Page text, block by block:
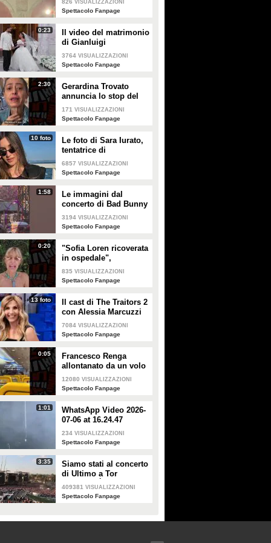
Enrico
826 VISUALIZZAZIONI
Spettacolo Fanpage
0:23
Il video del matrimonio
di Gianluigi
Donnarumma e Alessia
Elefante
3764 VISUALIZZAZIONI
Spettacolo Fanpage
2:30
Gerardina Trovato
annuncia lo stop del
tour per problemi di
salute
171 VISUALIZZAZIONI
Spettacolo Fanpage
10 foto
Le foto di Sara Iurato,
tentatrice di
Temptation Island 2026
6857 VISUALIZZAZIONI
Spettacolo Fanpage
1:58
Le immagini dal
concerto di Bad Bunny
a Milano
3194 VISUALIZZAZIONI
Spettacolo Fanpage
0:20
"Sofia Loren ricoverata
in ospedale",
Alessandra Mussolini
smentisce: "È serena e
835 VISUALIZZAZIONI
Spettacolo Fanpage
13 foto
Il cast di The Traitors 2
con Alessia Marcuzzi
7084 VISUALIZZAZIONI
Spettacolo Fanpage
0:05
Francesco Renga
allontanato da un volo
Ryanair dopo una
discussione con gli
12080 VISUALIZZAZIONI
Spettacolo Fanpage
1:01
WhatsApp Video 2026-
07-06 at 16.24.47
234 VISUALIZZAZIONI
Spettacolo Fanpage
3:35
Siamo stati al concerto
di Ultimo a Tor
Vergata: "È il giorno
che aspettavo, questa è
409381 VISUALIZZAZIONI
Spettacolo Fanpage